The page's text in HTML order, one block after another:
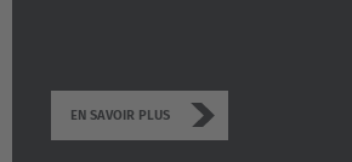
EN SAVOIR PLUS